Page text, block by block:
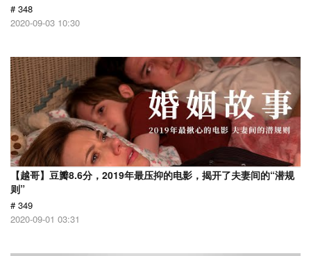
# 348
2020-09-03 10:30
【越哥】豆瓣8.6分，2019年最压抑的电影，揭开了夫妻间的“潜规
则”
# 349
2020-09-01 03:31